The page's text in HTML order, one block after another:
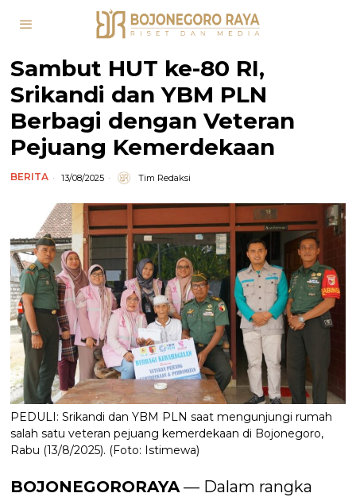
Sambut HUT ke-80 RI,
Srikandi dan YBM PLN
Berbagi dengan Veteran
Pejuang Kemerdekaan
BERITA 13/08/2025 Tim Redaksi
PEDULI: Srikandi dan YBM PLN saat mengunjungi rumah
salah satu veteran pejuang kemerdekaan di Bojonegoro,
Rabu (13/8/2025). (Foto: Istimewa)
BOJONEGORORAYA — Dalam rangka